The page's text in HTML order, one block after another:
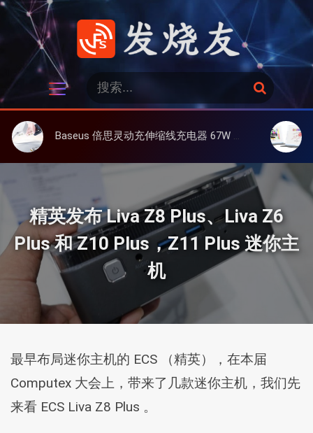
跳
发烧友
：
搜
索
Baseus 倍思灵动充伸缩线充电器 67W 3C，超耐用可伸缩线、氮化镓、3C多设备同时充 大上
精英发布 Liva Z8 Plus、Liva Z6
Plus 和 Z10 Plus，Z11 Plus 迷你主
机
最早布局迷你主机的 ECS （精英），在本届
Computex 大会上，带来了几款迷你主机，我们先
来看 ECS Liva Z8 Plus 。